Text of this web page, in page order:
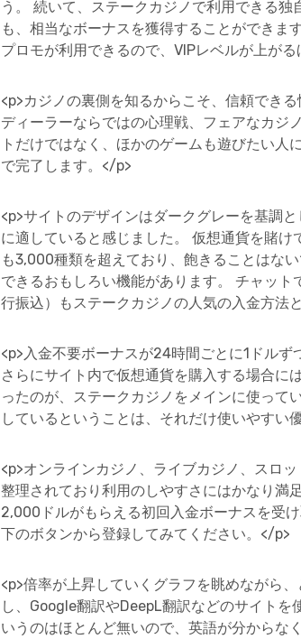
う。 続いて、ステークカジノで利用できる
も、相当なボーナスを獲得することができま
プロモが利用できるので、VIPレベルが上が
<p>カジノの裏側を知るからこそ、信頼でき
ディーラーならではの心理戦、フェアなカジ
トだけではなく、ほかのゲームも遊びたい人
で完了します。</p>
<p>サイトのデザインはダークグレーを基調
に適していると感じました。 仮想通貨を賭
も3,000種類を超えており、飽きることはな
できるおもしろい機能があります。 チャッ
行振込）もステークカジノの人気の入金方法
<p>入金不要ボーナスが24時間ごとに1ドル
さらにサイト内で仮想通貨を購入する場合
ったのが、ステークカジノをメインに使って
しているということは、それだけ使いやすい
<p>オンラインカジノ、ライブカジノ、スロ
整理されており利用のしやすさにはかなり満
2,000ドルがもらえる初回入金ボーナスを受
下のボタンから登録してみてください。</p>
<p>倍率が上昇していくグラフを眺めながら
し、Google翻訳やDeepL翻訳などのサイト
いうのはほとんど無いので、英語が分からな